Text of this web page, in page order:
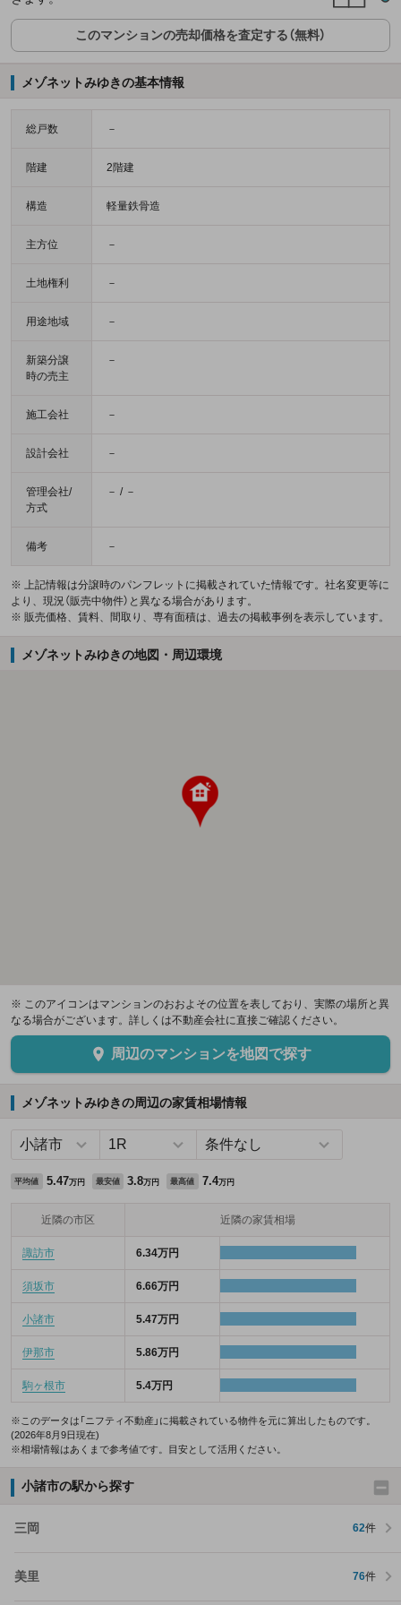
このマンションの売却価格を査定する（無料）
メゾネットみゆきの基本情報
総戸数 －
階建 2階建
構造 軽量鉄骨造
主方位 －
土地権利 －
用途地域 －
新築分譲
時の売主
－
施工会社 －
設計会社 －
管理会社/
方式
－ / －
備考 －
※ 上記情報は分譲時のパンフレットに掲載されていた情報です。社名変更等に
より、現況（販売中物件）と異なる場合があります。
※ 販売価格、賃料、間取り、専有面積は、過去の掲載事例を表示しています。
メゾネットみゆきの地図・周辺環境
※ このアイコンはマンションのおおよその位置を表しており、実際の場所と異
なる場合がございます。詳しくは不動産会社に直接ご確認ください。
周辺のマンションを地図で探す
メゾネットみゆきの周辺の家賃相場情報
平均値 5.47万円 最安値 3.8万円 最高値 7.4万円
近隣の市区 近隣の家賃相場
諏訪市 6.34万円
須坂市 6.66万円
小諸市 5.47万円
伊那市 5.86万円
駒ヶ根市 5.4万円
※このデータは「ニフティ不動産」に掲載されている物件を元に算出したものです。
(2026年8月9日現在)
※相場情報はあくまで参考値です。目安として活用ください。
小諸市の駅から探す
三岡 62件
美里 76件